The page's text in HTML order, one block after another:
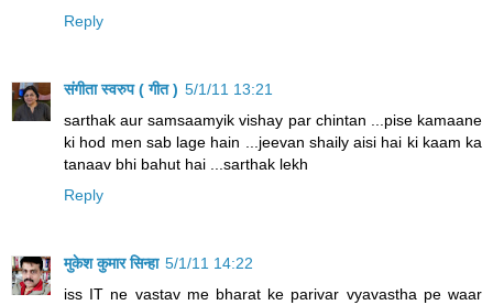
Reply
संगीता स्वरुप ( गीत ) 5/1/11 13:21
sarthak aur samsaamyik vishay par chintan ...pise kamaane
ki hod men sab lage hain ...jeevan shaily aisi hai ki kaam ka
tanaav bhi bahut hai ...sarthak lekh
Reply
मुकेश कुमार सिन्हा 5/1/11 14:22
iss IT ne vastav me bharat ke parivar vyavastha pe waar